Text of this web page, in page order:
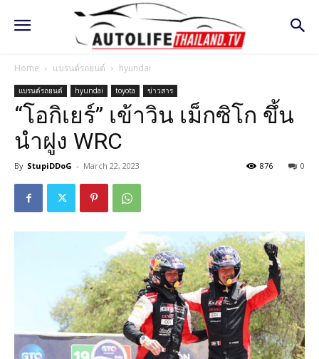
Home แบรนด์รถยนต์ hyundai
แบรนด์รถยนต์ hyundai toyota ข่าวสาร
“โอกิเยร์” เข้าวิน เม็กซิโก ขึ้น
นำฝูง WRC
By StupiDDoG - March 22, 2023 0
876